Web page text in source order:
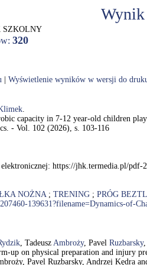
SZKOLNY
320
Wyświetlenie wyników w wersji do
.
capacity in 7-12 year-old children
- Vol. 102 (2026), s. 103-116
https://jhk.termedia.pl/
NOŻNA; TRENING ; PRÓG
139631?filename=Dynamics-of-
, Tadeusz Ambroży, Pavel Ruzbarsky,
up on physical preparation and injury
Pavel Ruzbarsky, Andrzej Kędra